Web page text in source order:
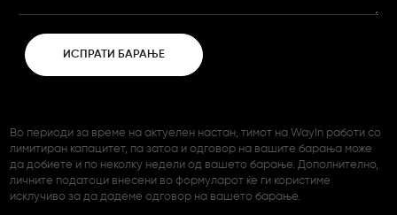
ИСПРАТИ БАРАЊЕ
Во периоди за време на актуелен настан, тимот на WayIn работи со
лимитиран капацитет, па затоа и одговор на вашите барања може
да добиете и по неколку недели од вашето барање. Дополнително,
личните податоци внесени во формуларот ќе ги користиме
исклучиво за да дадеме одговор на вашето барање.